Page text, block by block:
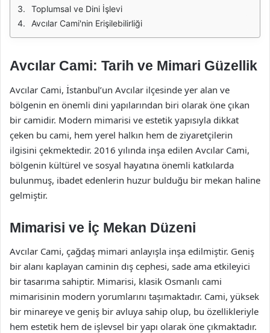
Toplumsal ve Dini İşlevi
Avcılar Cami'nin Erişilebilirliği
Avcılar Cami: Tarih ve Mimari Güzellik
Avcılar Cami, İstanbul’un Avcılar ilçesinde yer alan ve
bölgenin en önemli dini yapılarından biri olarak öne çıkan
bir camidir. Modern mimarisi ve estetik yapısıyla dikkat
çeken bu cami, hem yerel halkın hem de ziyaretçilerin
ilgisini çekmektedir. 2016 yılında inşa edilen Avcılar Cami,
bölgenin kültürel ve sosyal hayatına önemli katkılarda
bulunmuş, ibadet edenlerin huzur bulduğu bir mekan haline
gelmiştir.
Mimarisi ve İç Mekan Düzeni
Avcılar Cami, çağdaş mimari anlayışla inşa edilmiştir. Geniş
bir alanı kaplayan caminin dış cephesi, sade ama etkileyici
bir tasarıma sahiptir. Mimarisi, klasik Osmanlı cami
mimarisinin modern yorumlarını taşımaktadır. Cami, yüksek
bir minareye ve geniş bir avluya sahip olup, bu özellikleriyle
hem estetik hem de işlevsel bir yapı olarak öne çıkmaktadır.